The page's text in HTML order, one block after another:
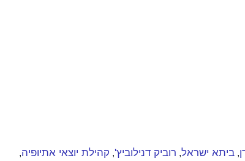
, ביתא ישראל, רוביק דנילוביץ', קהילת יוצאי אתיופיה,